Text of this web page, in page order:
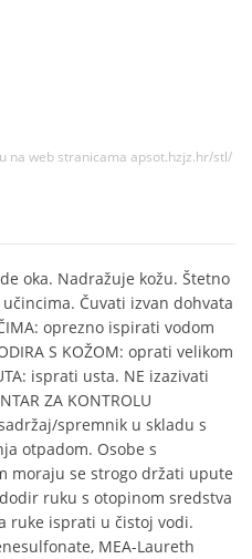
na web stranicama apsot.hzjz.hr/stl/
oka. Nadražuje kožu. Štetno
Čuvati izvan dohvata
oprezno ispirati vodom
S KOŽOM: oprati velikom
isprati usta. NE izazivati
ZA KONTROLU
spremnik u skladu s
otpadom. Osobe s
moraju se strogo držati upute
ruku s otopinom sredstva
ruke isprati u čistoj vodi.
MEA-Laureth